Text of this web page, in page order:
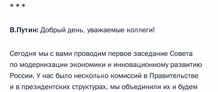
* * *
В.Путин: Добрый день, уважаемые коллеги!
Сегодня мы с вами проводим первое заседание Совета
по модернизации экономики и инновационному развитию
России. У нас было несколько комиссий в Правительстве
и в президентских структурах, мы объединили их и будем